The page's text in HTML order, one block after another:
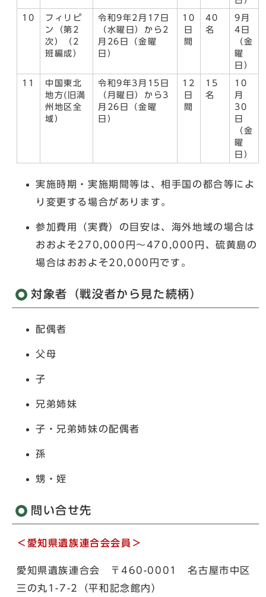
10
フィリピ
ン（第2
次）（2
班編成）
令和9年2月17日
（水曜日）から2
月26日（金曜
日）
10
日
間
40
名
9月
4日
（金
曜
日）
11
中国東北
地方(旧満
州地区全
域）
令和9年3月15日
（月曜日）から3
月26日（金曜
日）
12
日
間
15
名
10
月
30
日
（金
曜
日）
実施時期・実施期間等は、相手国の都合等によ
り変更する場合があります。
参加費用（実費）の目安は、海外地域の場合は
おおよそ270,000円～470,000円、硫黄島の
場合はおおよそ20,000円です。
対象者（戦没者から見た続柄）
配偶者
父母
子
兄弟姉妹
子・兄弟姉妹の配偶者
孫
甥・姪
問い合せ先
＜愛知県遺族連合会会員＞
愛知県遺族連合会 〒460-0001 名古屋市中区
三の丸1-7-2（平和記念館内）